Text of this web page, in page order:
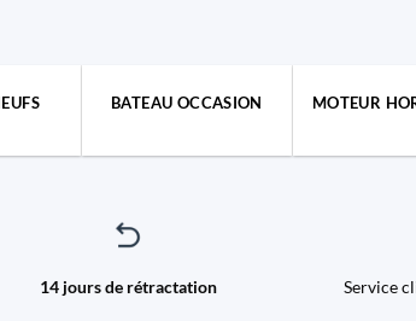
BATEAU OCCASION MOTEUR
14 jours de rétractation Service